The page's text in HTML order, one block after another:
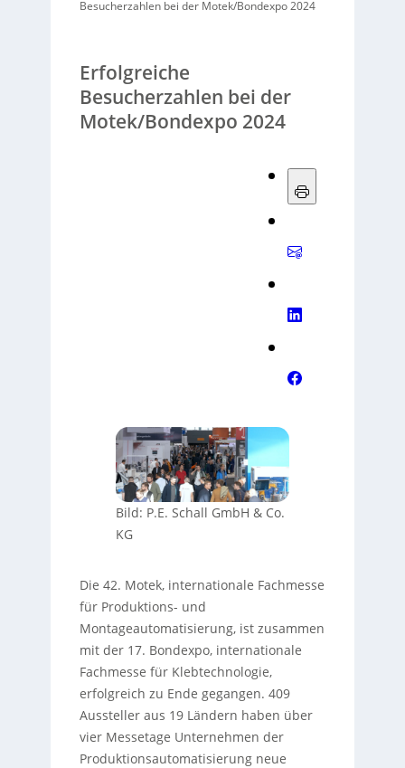
Besucherzahlen bei der Motek/Bondexpo 2024
Erfolgreiche
Besucherzahlen bei der
Motek/Bondexpo 2024
Bild: P.E. Schall GmbH & Co.
KG
Die 42. Motek, internationale Fachmesse
für Produktions- und
Montageautomatisierung, ist zusammen
mit der 17. Bondexpo, internationale
Fachmesse für Klebtechnologie,
erfolgreich zu Ende gegangen. 409
Aussteller aus 19 Ländern haben über
vier Messetage Unternehmen der
Produktionsautomatisierung neue